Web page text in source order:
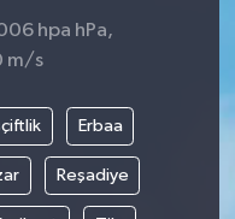
hpa hPa,
m/s
Erbaa
Reşadiye